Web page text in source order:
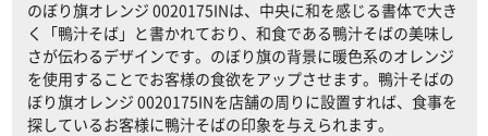
のぼり旗オレンジ 0020175INは、中央に和を感じる書体で大き
く「鴨汁そば」と書かれており、和食である鴨汁そばの美味し
さが伝わるデザインです。のぼり旗の背景に暖色系のオレンジ
を使用することでお客様の食欲をアップさせます。鴨汁そばの
ぼり旗オレンジ 0020175INを店舗の周りに設置すれば、食事を
探しているお客様に鴨汁そばの印象を与えられます。